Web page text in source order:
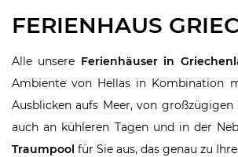
FERIENHAUS
Alle unsere Ferienhäuser in
Ambiente von Hellas in Kombination
Ausblicken aufs Meer, von
auch an kühleren Tagen und in der
Traumpool für Sie aus, das genau zu